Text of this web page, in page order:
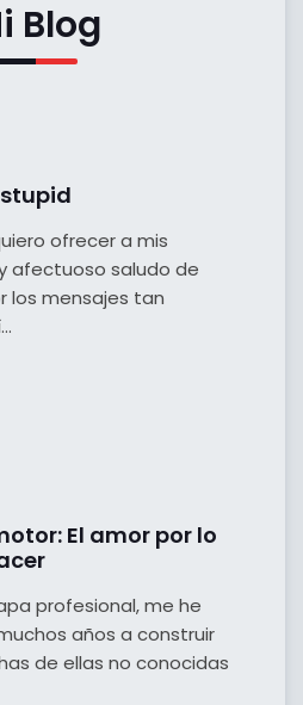
Blog
ofrecer a mis
afectuoso saludo de
los mensajes tan
El amor por lo
profesional, me he
años a construir
de ellas no conocidas